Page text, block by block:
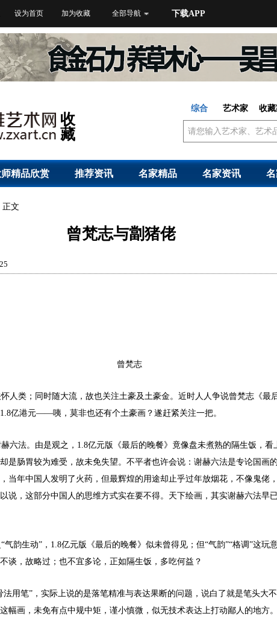
设为首页 加为收藏 全部导航 下载APP
收
藏
综合 艺术家 收
师精品欣赏 推荐资讯 名家精品 名家资讯
正文
曾梵志与劏猪佬
曾梵志
人类；同时随大流，故也关注土豪及土豪金。近时人人争说曾梵志《最
亿港元——咦，莫非也还有个土豪画？遂赶紧关注一把。
六法。由是观之，1.8亿元版《最后的晚餐》竟像盘未煮熟的隔生饭，看
是肠胃较为难受，故未免失望。不平者也许会说：谢赫六法是专论国画
当年中国人发明了火药，但最辉煌的用途却止乎过年放烟花，不像鬼佬
说，这部分中国人的思维方式实在要不得。天下绘画，其实谢赫六法早已
气韵生动”，1.8亿元版《最后的晚餐》似未曾得见；但“气韵”“格调”这玩
谈，故略过；也不宜多论，正如隔生饭，多吃何益？
法用笔”，实际上说的是落笔精准与表达果断的问题，说白了就是笔头大
幅画，未免有点中规中矩，谨小慎微，似无技术表达上打动鄙人的地方。